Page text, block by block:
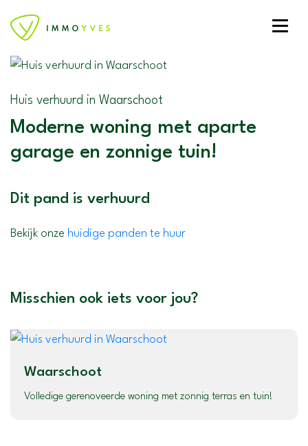
Moderne woning met aparte
garage en zonnige tuin!
Huis verhuurd in Waarschoot
Dit pand is verhuurd
Bekijk onze huidige panden te huur
Misschien ook iets voor jou?
Waarschoot
Volledige gerenoveerde woning met zonnig terras en tuin!